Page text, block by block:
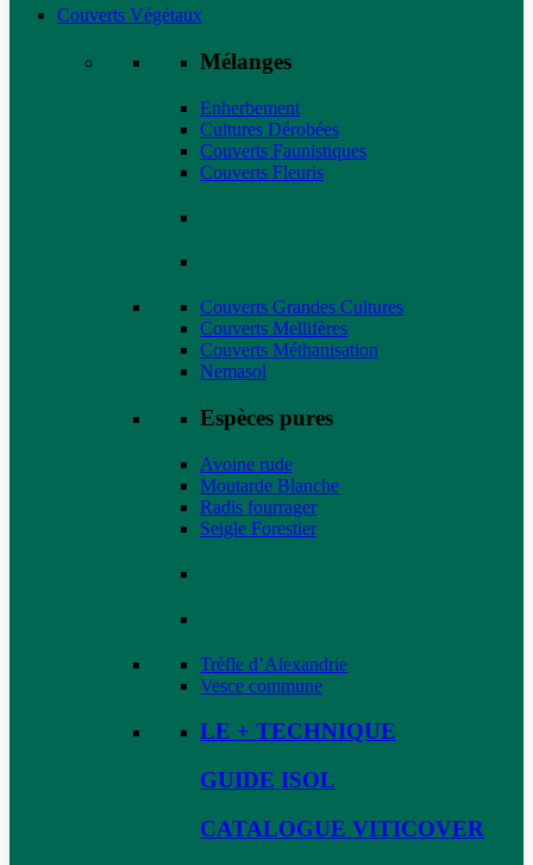
Couverts Végétaux
Mélanges
Enherbement
Cultures Dérobées
Couverts Faunistiques
Couverts Fleuris
Couverts Grandes Cultures
Couverts Mellifères
Couverts Méthanisation
Nemasol
Espèces pures
Avoine rude
Moutarde Blanche
Radis fourrager
Seigle Forestier
Trèfle d’Alexandrie
Vesce commune
LE + TECHNIQUE
GUIDE ISOL
CATALOGUE VITICOVER